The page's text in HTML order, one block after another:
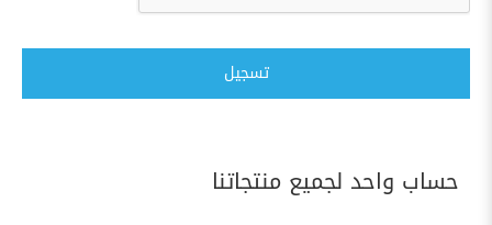
تسجيل
حساب واحد لجميع منتجاتنا